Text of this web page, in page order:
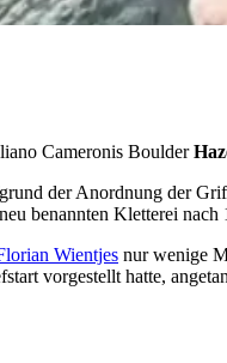
Cameronis Boulder
der Anordnung der
benannten Kletterei
Wientjes nur wenige
vorgestellt hatte,